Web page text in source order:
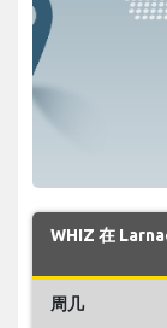
WHIZ 在
周几